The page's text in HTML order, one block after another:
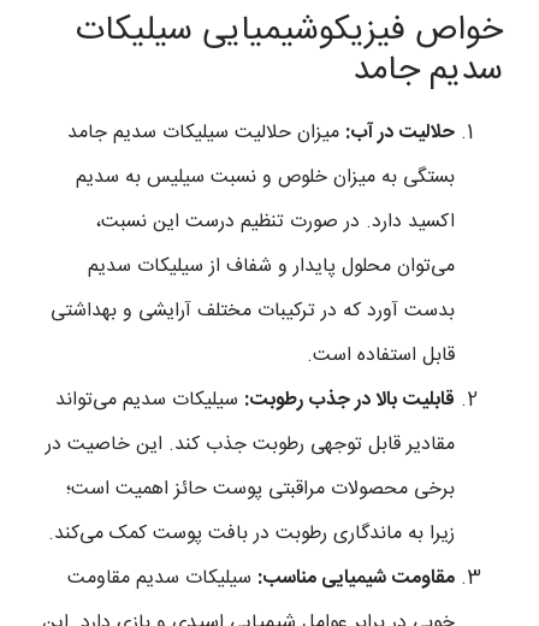
خواص فیزیکوشیمیایی سیلیکات
سدیم جامد
حلالیت در آب: میزان حلالیت سیلیکات سدیم جامد
بستگی به میزان خلوص و نسبت سیلیس به سدیم
اکسید دارد. در صورت تنظیم درست این نسبت،
می‌توان محلول پایدار و شفاف از سیلیکات سدیم
بدست آورد که در ترکیبات مختلف آرایشی و بهداشتی
قابل استفاده است.
قابلیت بالا در جذب رطوبت: سیلیکات سدیم می‌تواند
مقادیر قابل توجهی رطوبت جذب کند. این خاصیت در
برخی محصولات مراقبتی پوست حائز اهمیت است؛
زیرا به ماندگاری رطوبت در بافت پوست کمک می‌کند.
مقاومت شیمیایی مناسب: سیلیکات سدیم مقاومت